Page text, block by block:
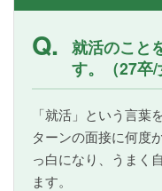
Q.
就活のこと
す。（27卒/
「就活」という言葉
ターンの面接に何度
っ白になり、うまく
ます。